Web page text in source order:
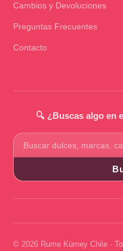
Cambios y Devoluciones
Preguntas Frecuentes
Contacto
🔍 ¿Buscas algo en
Buscar
productos
© 2026 Rume Kümey Chile ·